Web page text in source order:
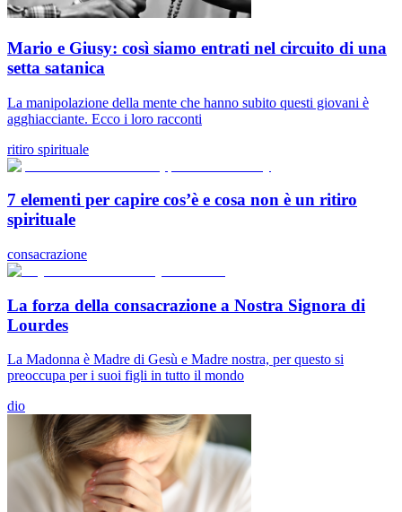
Mario e Giusy: così siamo entrati nel circuito di una
setta satanica
La manipolazione della mente che hanno subito questi giovani è
agghiacciante. Ecco i loro racconti
ritiro spirituale
7 elementi per capire cos’è e cosa non è un ritiro
spirituale
consacrazione
La forza della consacrazione a Nostra Signora di
Lourdes
La Madonna è Madre di Gesù e Madre nostra, per questo si
preoccupa per i suoi figli in tutto il mondo
dio